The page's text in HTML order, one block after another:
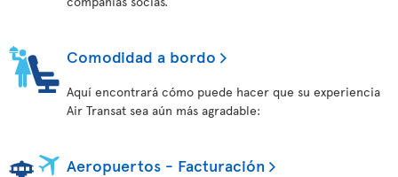
Comodidad a bordo
Aquí encontrará cómo puede hacer que su experiencia
Air Transat sea aún más agradable:
Aeropuertos - Facturación